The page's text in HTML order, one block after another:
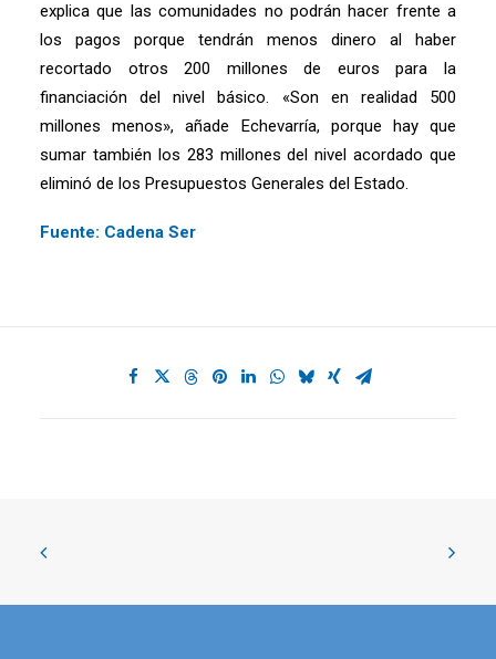
explica que las comunidades no podrán hacer frente a
los pagos porque tendrán menos dinero al haber
recortado otros 200 millones de euros para la
financiación del nivel básico. «Son en realidad 500
millones menos», añade Echevarría, porque hay que
sumar también los 283 millones del nivel acordado que
eliminó de los Presupuestos Generales del Estado.
Fuente: Cadena Ser